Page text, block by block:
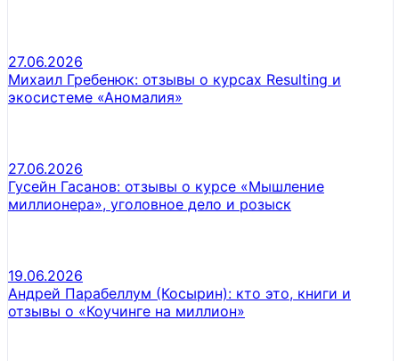
27.06.2026
Михаил Гребенюк: отзывы о курсах Resulting и
экосистеме «Аномалия»
27.06.2026
Гусейн Гасанов: отзывы о курсе «Мышление
миллионера», уголовное дело и розыск
19.06.2026
Андрей Парабеллум (Косырин): кто это, книги и
отзывы о «Коучинге на миллион»